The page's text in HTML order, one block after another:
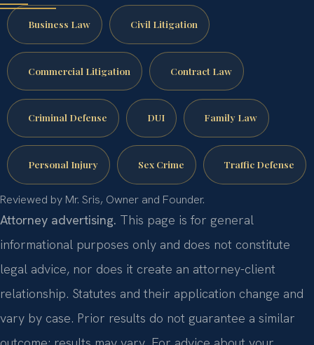
Business Law Civil Litigation
Commercial Litigation Contract Law
Criminal Defense DUI Family Law
Personal Injury Sex Crime Traffic Defense
Reviewed by Mr. Sris, Owner and Founder.
Attorney advertising. This page is for general
informational purposes only and does not constitute
legal advice, nor does it create an attorney-client
relationship. Statutes and their application change and
vary by case. Prior results do not guarantee a similar